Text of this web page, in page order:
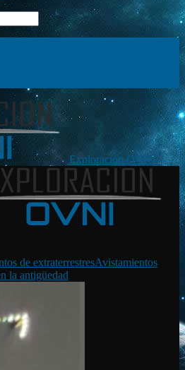
Exploración OVNI
de extraterrestresAvistamientos
la antigüedad